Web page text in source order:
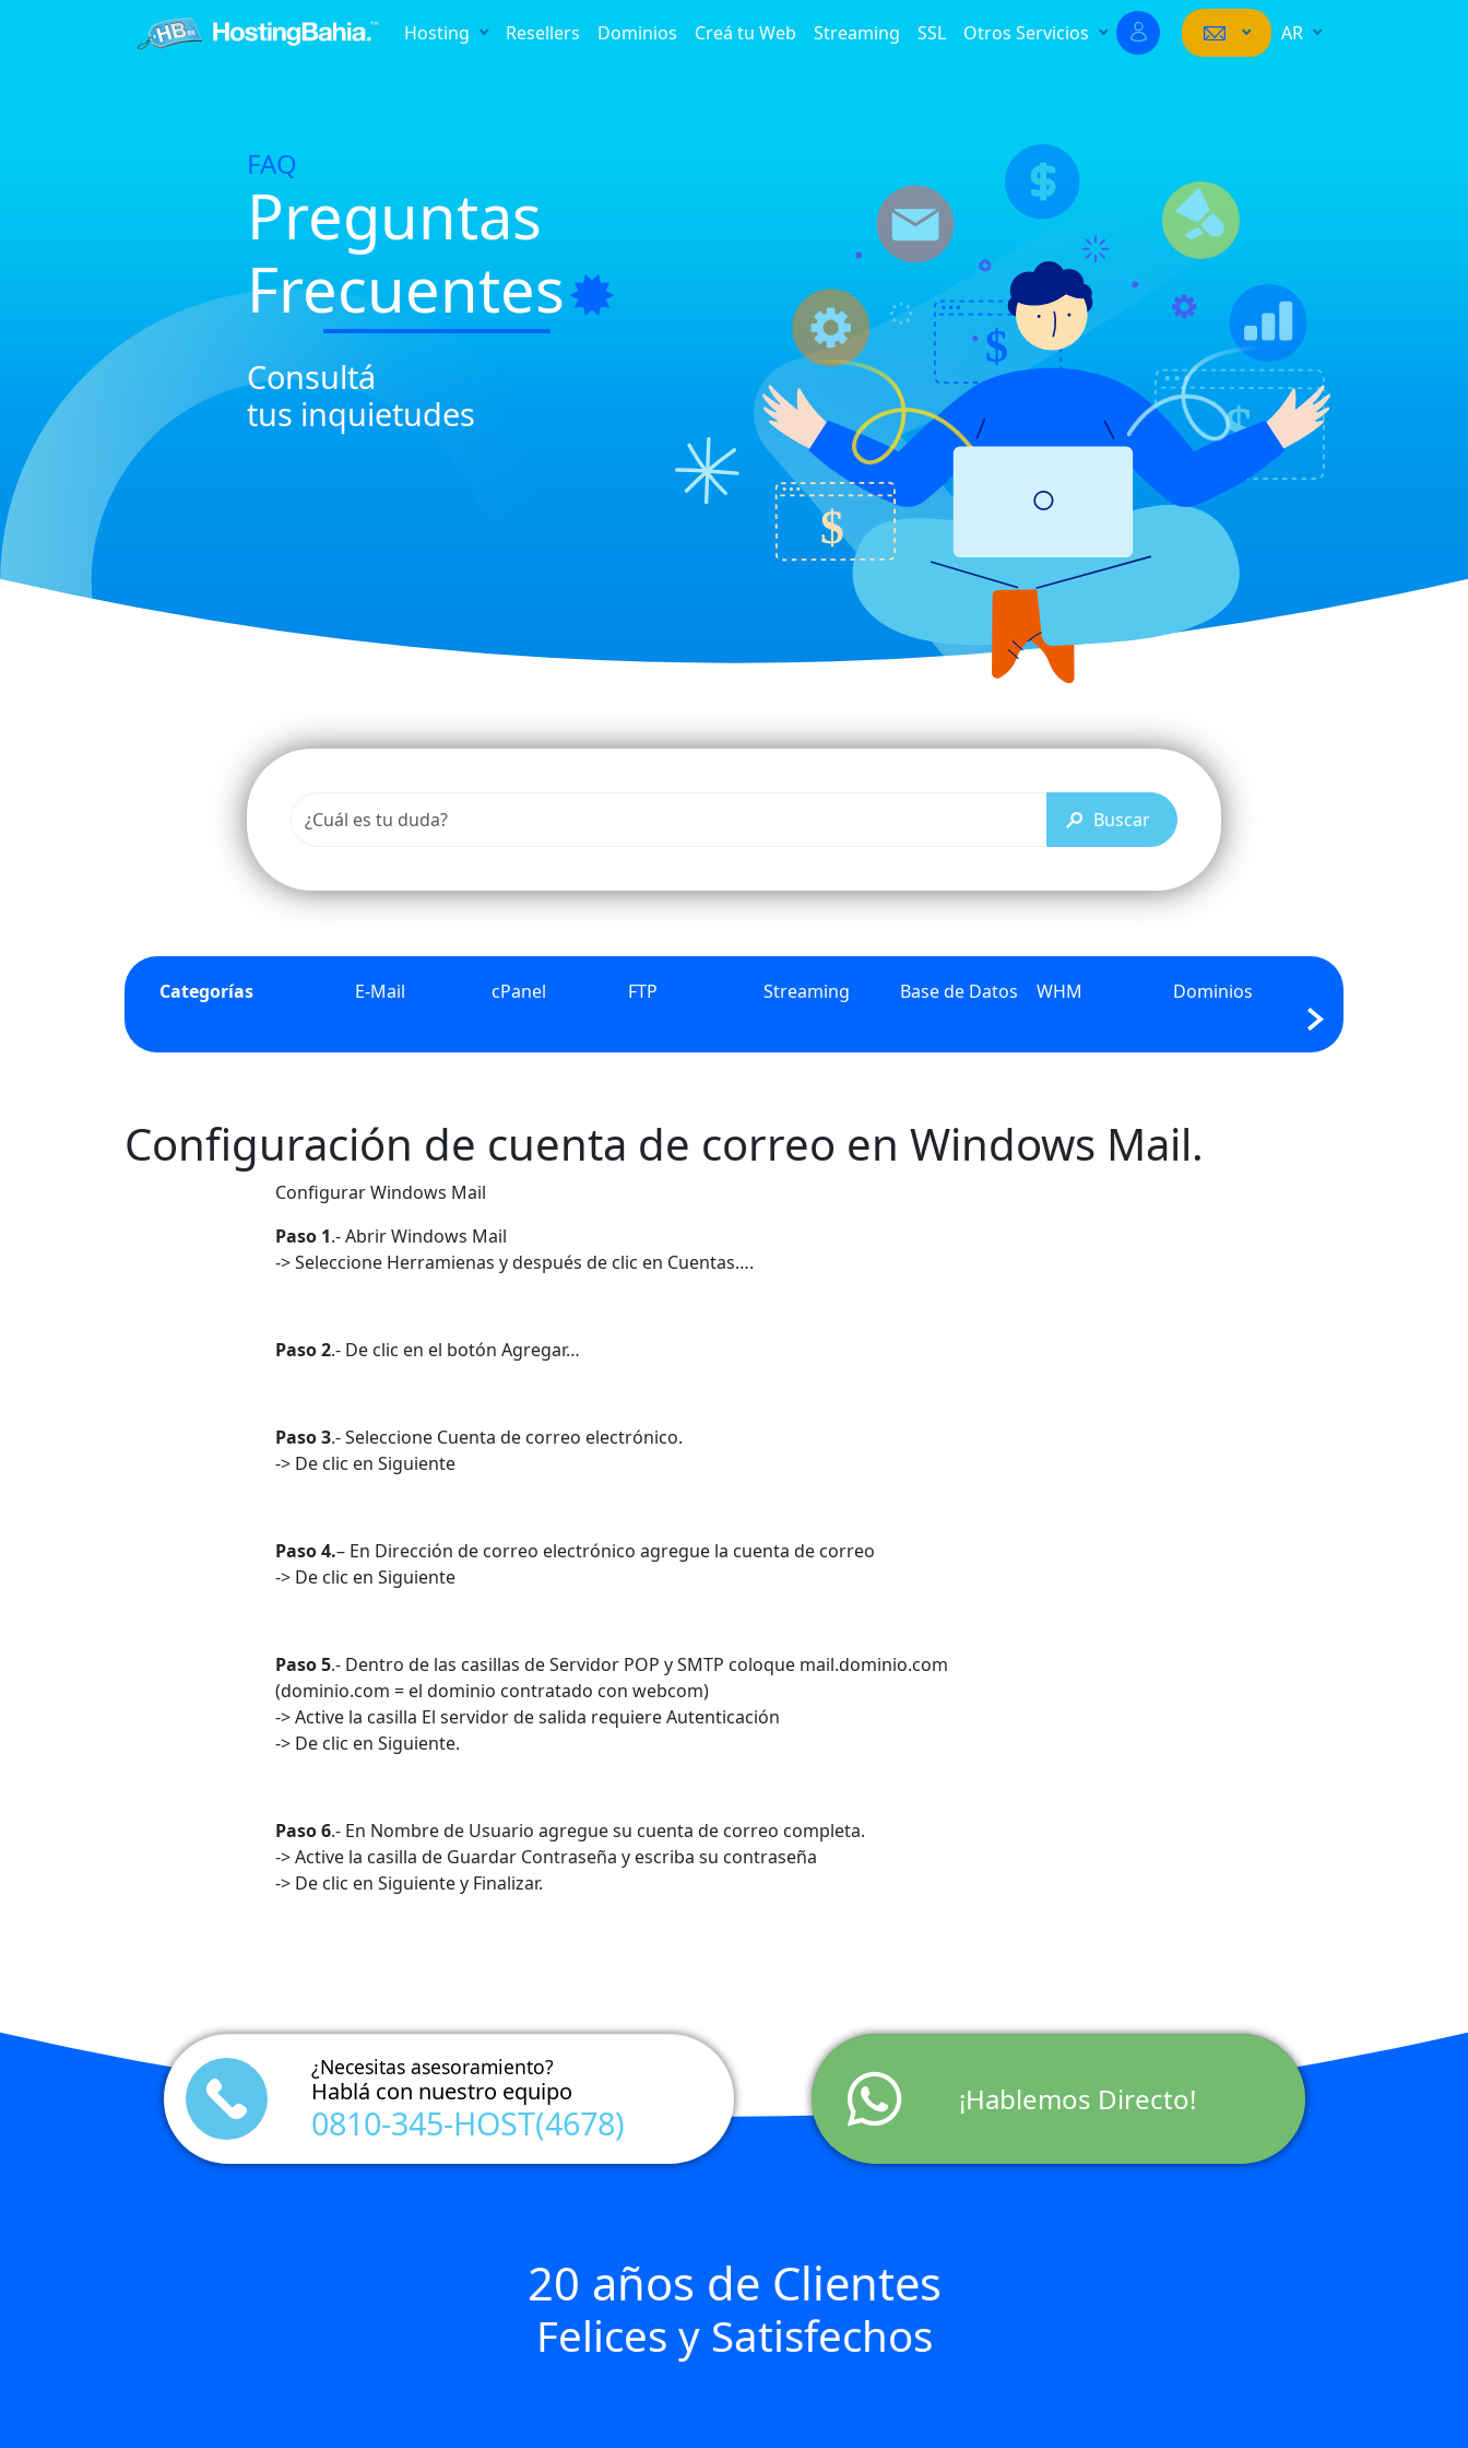
Hosting Resellers Dominios Creá tu Web Streaming SSL Otros Servicios AR
FAQ
Preguntas
Frecuentes
Consultá
tus inquietudes
Buscar
Categorías E-Mail cPanel FTP Streaming Base de Datos WHM Dominios PHP
Configuración de cuenta de correo en Windows Mail.
Configurar Windows Mail
Paso 1.- Abrir Windows Mail
-> Seleccione Herramienas y después de clic en Cuentas….
Paso 2.- De clic en el botón Agregar…
Paso 3.- Seleccione Cuenta de correo electrónico.
-> De clic en Siguiente
Paso 4.– En Dirección de correo electrónico agregue la cuenta de correo
-> De clic en Siguiente
Paso 5.- Dentro de las casillas de Servidor POP y SMTP coloque mail.dominio.com
(dominio.com = el dominio contratado con webcom)
-> Active la casilla El servidor de salida requiere Autenticación
-> De clic en Siguiente.
Paso 6.- En Nombre de Usuario agregue su cuenta de correo completa.
-> Active la casilla de Guardar Contraseña y escriba su contraseña
-> De clic en Siguiente y Finalizar.
¿Necesitas asesoramiento?
Hablá con nuestro equipo
0810-345-HOST(4678)
¡Hablemos Directo!
20 años de Clientes
Felices y Satisfechos